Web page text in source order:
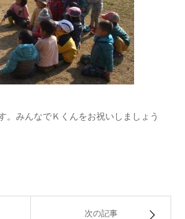
。みんなでＫくんをお祝いしましょう
次の記事